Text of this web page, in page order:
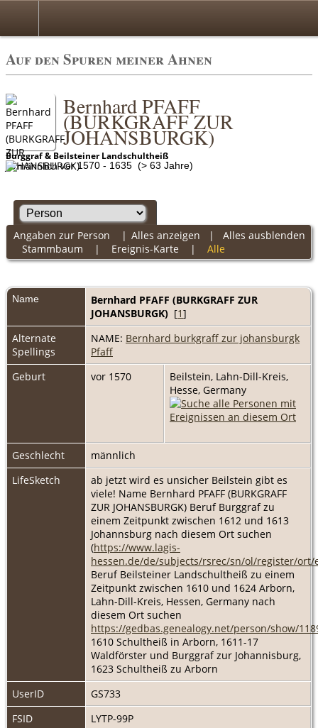
Auf den Spuren meiner Ahnen
Bernhard PFAFF
(BURKGRAFF ZUR
JOHANSBURGK)
Burggraf & Beilsteiner Landschultheiß
vor 1570 - 1635 (> 63 Jahre)
Alles anzeigen | Alles ausblenden
Angaben zur Person |
Stammbaum | Ereignis-Karte | Alle
Name Bernhard PFAFF (BURKGRAFF ZUR
JOHANSBURGK) [1]
Alternate
Spellings
NAME: Bernhard burkgraff zur johansburgk
Pfaff
Geburt
vor 1570
Beilstein, Lahn-Dill-Kreis,
Hesse, Germany
Geschlecht
männlich
LifeSketch
ab jetzt wird es unsicher Beilstein gibt es
viele! Name Bernhard PFAFF (BURKGRAFF
ZUR JOHANSBURGK) Beruf Burggraf zu
einem Zeitpunkt zwischen 1612 und 1613
Johannsburg nach diesem Ort suchen
(https://www.lagis-
hessen.de/de/subjects/rsrec/sn/ol/register/ort/
Beruf Beilsteiner Landschultheiß zu einem
Zeitpunkt zwischen 1610 und 1624 Arborn,
Lahn-Dill-Kreis, Hessen, Germany nach
diesem Ort suchen
https://gedbas.genealogy.net/person/show/
1610 Schultheiß in Arborn, 1611-17
Waldförster und Burggraf zur Johannisburg,
1623 Schultheiß zu Arborn
UserID
GS733
FSID
LYTP-99P